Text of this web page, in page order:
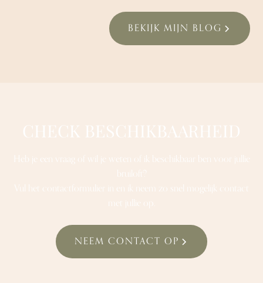
BEKIJK MIJN BLOG
CHECK BESCHIKBAARHEID
Heb je een vraag of wil je weten of ik beschikbaar ben voor jullie
bruiloft?
Vul het contactformulier in en ik neem zo snel mogelijk contact
met jullie op.
NEEM CONTACT OP